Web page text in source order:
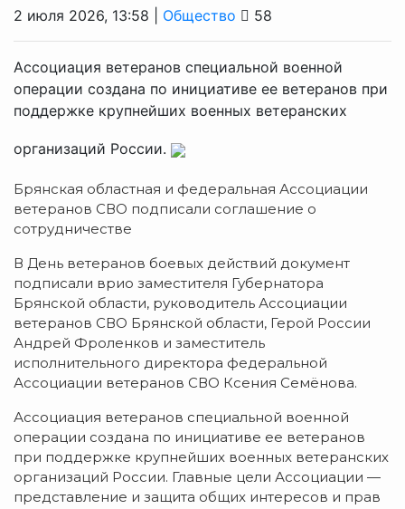
2 июля 2026, 13:58 | Общество 58
Ассоциация ветеранов специальной военной
операции создана по инициативе ее ветеранов при
поддержке крупнейших военных ветеранских
организаций России.
Брянская областная и федеральная Ассоциации
ветеранов СВО подписали соглашение о
сотрудничестве
В День ветеранов боевых действий документ
подписали врио заместителя Губернатора
Брянской области, руководитель Ассоциации
ветеранов СВО Брянской области, Герой России
Андрей Фроленков и заместитель
исполнительного директора федеральной
Ассоциации ветеранов СВО Ксения Семёнова.
Ассоциация ветеранов специальной военной
операции создана по инициативе ее ветеранов
при поддержке крупнейших военных ветеранских
организаций России. Главные цели Ассоциации —
представление и защита общих интересов и прав